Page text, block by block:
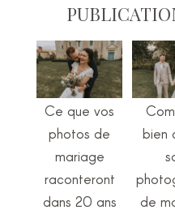
Ce que vos
photos de
mariage
raconteront
dans 20 ans
bien
de